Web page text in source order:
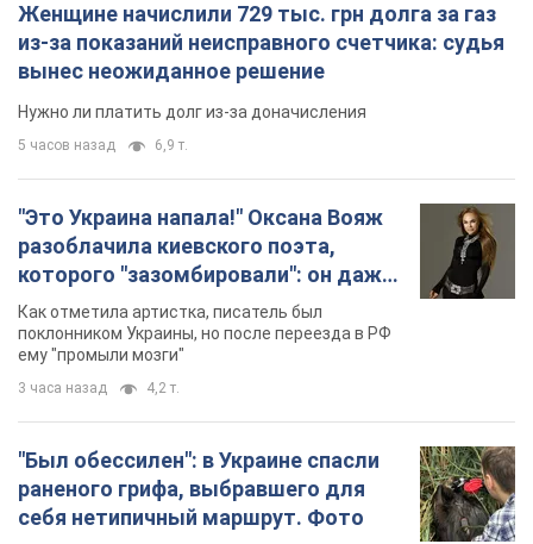
Женщине начислили 729 тыс. грн долга за газ
из-за показаний неисправного счетчика: судья
вынес неожиданное решение
Нужно ли платить долг из-за доначисления
5 часов назад 6,9 т.
"Это Украина напала!" Оксана Вояж
разоблачила киевского поэта,
которого "зазомбировали": он даже
русского не знал, а теперь хочет
геноцида украинцев
Как отметила артистка, писатель был
поклонником Украины, но после переезда в РФ
ему "промыли мозги"
3 часа назад 4,2 т.
"Был обессилен": в Украине спасли
раненого грифа, выбравшего для
себя нетипичный маршрут. Фото